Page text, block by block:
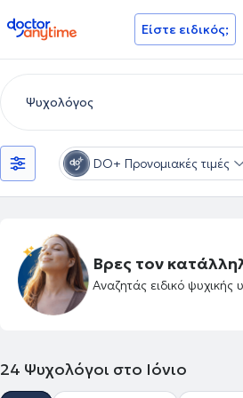
doctoranytime Είστε ειδικός;
DO+ Προνομιακές τιμές
Βρες τον
Αναζητάς ειδικό
24 Ψυχολόγοι στο Ιόνιο